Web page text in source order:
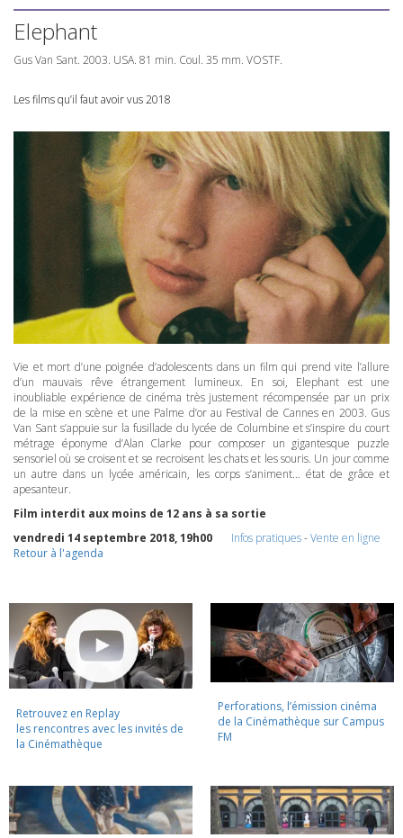
Elephant
Gus Van Sant. 2003. USA. 81 min. Coul. 35 mm. VOSTF.
Les films qu’il faut avoir vus 2018
Vie et mort d’une poignée d’adolescents dans un film qui prend vite l’allure
d’un mauvais rêve étrangement lumineux. En soi, Elephant est une
inoubliable expérience de cinéma très justement récompensée par un prix
de la mise en scène et une Palme d’or au Festival de Cannes en 2003. Gus
Van Sant s’appuie sur la fusillade du lycée de Columbine et s’inspire du court
métrage éponyme d’Alan Clarke pour composer un gigantesque puzzle
sensoriel où se croisent et se recroisent les chats et les souris. Un jour comme
un autre dans un lycée américain, les corps s’animent… état de grâce et
apesanteur.
Film interdit aux moins de 12 ans à sa sortie
vendredi 14 septembre 2018, 19h00
Infos pratiques-Vente en ligne
Retour à l'agenda
Retrouvez en Replay
les rencontres avec les invités de
la Cinémathèque
Perforations, l’émission cinéma
de la Cinémathèque sur Campus
FM